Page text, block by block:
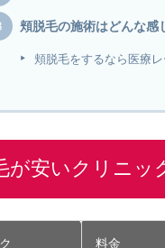
頬脱毛の施術はどんな感
頬脱毛をするなら医療
が安いクリニッ
料金